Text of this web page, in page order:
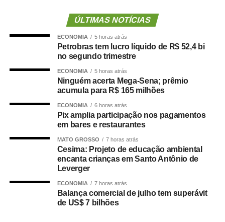
Os servidores apontam ainda incoerência entre discurso
e prática da administração municipal. Durante a
inauguração da Unidade de Saúde da Família (USF) do
autorizaria férias sem a devida substituição de
profissionais, o que reforçou a percepção de tratamento
desigual dentro da pasta.
Danielle Carmona é servidora efetiva do município e atua
como enfermeira de carreira. Conforme os relatos, ela
teria se beneficiado de decisões administrativas tomadas
enquanto ainda ocupava o cargo de secretária.
Prefeitura nega irregularidades
Em nota, a Prefeitura de Cuiabá afirmou que não há
ÚLTIMAS NOTÍCIAS
ECONOMIA 5 horas atrás
Petrobras tem lucro líquido de R$ 52,4 bi
no segundo trimestre
ECONOMIA 5 horas atrás
Ninguém acerta Mega-Sena; prêmio
acumula para R$ 165 milhões
ECONOMIA 6 horas atrás
Pix amplia participação nos pagamentos
em bares e restaurantes
MATO GROSSO 7 horas atrás
Cesima: Projeto de educação ambiental
encanta crianças em Santo Antônio de
Leverger
ECONOMIA 7 horas atrás
Balança comercial de julho tem superávit
de US$ 7 bilhões